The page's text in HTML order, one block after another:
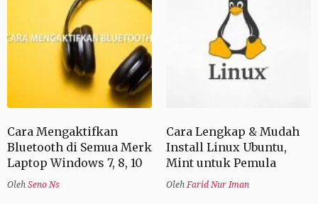
Cara Mengaktifkan
Bluetooth di Semua Merk
Laptop Windows 7, 8, 10
Oleh Seno Ns
Cara Lengkap & Mudah
Install Linux Ubuntu,
Mint untuk Pemula
Oleh Farid Nur Iman